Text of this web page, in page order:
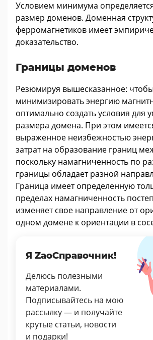
Условием минимума
размер доменов. Доменная
ферромагнетиков имеет
доказательство.
Границы доменов
Резюмируя вышесказанное: чтобы
минимизировать энергию
оптимально создать условия для
размера домена. При этом
выраженное неизбежностью
затрат на образование границ
поскольку намагниченность по
границы обладает разной
Граница имеет определенную
пределах намагниченность
изменяет свое направление от
одном домене к ориентации в
Я ZaoСправочник!
Делюсь полезными
материалами.
Подписывайтесь на мою
рассылку — и получайте
крутые статьи, новости
и подарки!